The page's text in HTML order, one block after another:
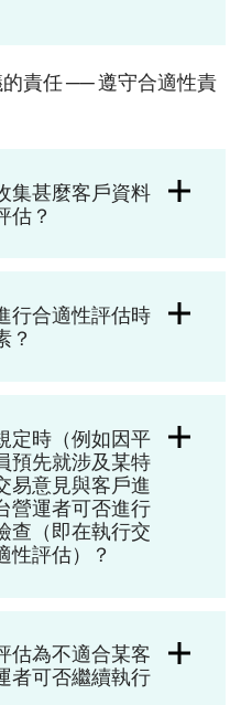
責任 ── 遵守合適性責
集甚麼客戶資料
估？
行合適性評估時
？
定時（例如因平
預先就涉及某特
易意見與客戶進
營運者可否進行
查（即在執行交
性評估）？
估為不適合某客
者可否繼續執行